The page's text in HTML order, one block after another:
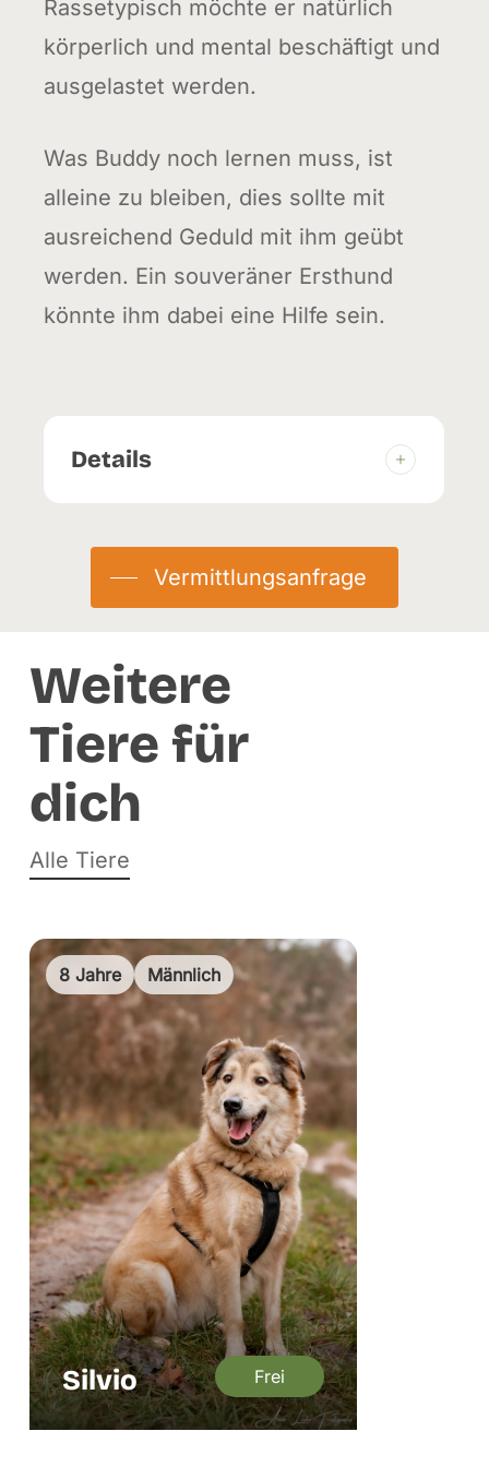
Rassetypisch möchte er natürlich
körperlich und mental beschäftigt und
ausgelastet werden.
Was Buddy noch lernen muss, ist
alleine zu bleiben, dies sollte mit
ausreichend Geduld mit ihm geübt
werden. Ein souveräner Ersthund
könnte ihm dabei eine Hilfe sein.
Details
Herkunft: Abgabe
Eingetroffen:27.01.2026
Vermittlungsanfrage
Weitere
Tiere für
dich
Alle Tiere
8 Jahre Männlich
Silvio Frei